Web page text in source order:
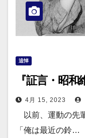
追悼
『証言・昭
4月 15, 2023
以前、運動の先
「俺は最近の鈴…